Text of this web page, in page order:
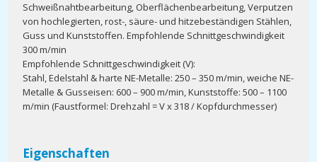
Schweißnahtbearbeitung, Oberflächenbearbeitung, Verputzen
von hochlegierten, rost-, säure- und hitzebeständigen Stählen,
Guss und Kunststoffen. Empfohlende Schnittgeschwindigkeit
300 m/min
Empfohlende Schnittgeschwindigkeit (V):
Stahl, Edelstahl & harte NE-Metalle: 250 – 350 m/min, weiche NE-
Metalle & Gusseisen: 600 – 900 m/min, Kunststoffe: 500 – 1100
m/min (Faustformel: Drehzahl = V x 318 / Kopfdurchmesser)
Eigenschaften